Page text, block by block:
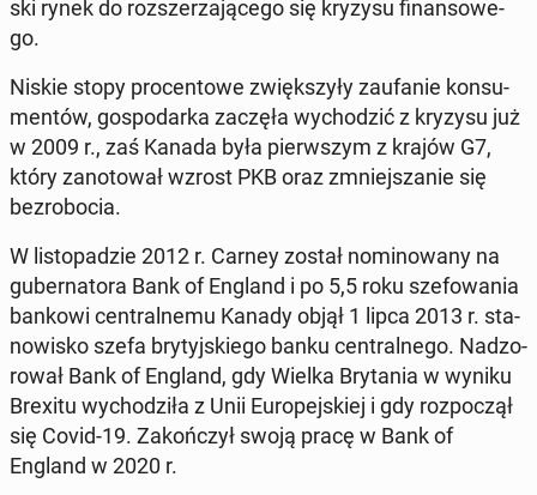
ski rynek do roz­sze­rza­ją­ce­go się kryzysu fi­nan­so­we­
go.
Niskie stopy pro­cen­to­we zwięk­szy­ły za­ufa­nie kon­su­
men­tów, go­spo­dar­ka zaczęła wy­cho­dzić z kryzysu już
w 2009 r., zaś Kanada była pierw­szym z krajów G7,
który za­no­to­wał wzrost PKB oraz zmniej­sza­nie się
bez­ro­bo­cia.
W li­sto­pa­dzie 2012 r. Carney został no­mi­no­wa­ny na
gu­ber­na­to­ra Bank of England i po 5,5 roku sze­fo­wa­nia
bankowi cen­tral­ne­mu Kanady objął 1 lipca 2013 r. sta­
no­wi­sko szefa bry­tyj­skie­go banku cen­tral­ne­go. Nad­zo­
ro­wał Bank of England, gdy Wielka Bry­ta­nia w wyniku
Brexitu wy­cho­dzi­ła z Unii Eu­ro­pej­skiej i gdy roz­po­czął
się Covid-19. Za­koń­czył swoją pracę w Bank of
England w 2020 r.